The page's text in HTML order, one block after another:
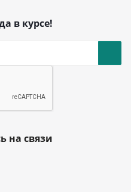
в курсе!
на связи